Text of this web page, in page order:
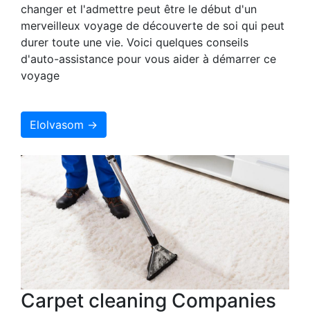
changer et l'admettre peut être le début d'un
merveilleux voyage de découverte de soi qui peut
durer toute une vie. Voici quelques conseils
d'auto-assistance pour vous aider à démarrer ce
voyage
Elolvasom →
Carpet cleaning Companies